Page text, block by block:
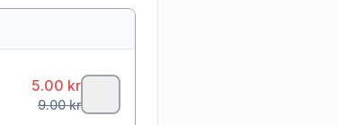
5.00 kr
9.00kr